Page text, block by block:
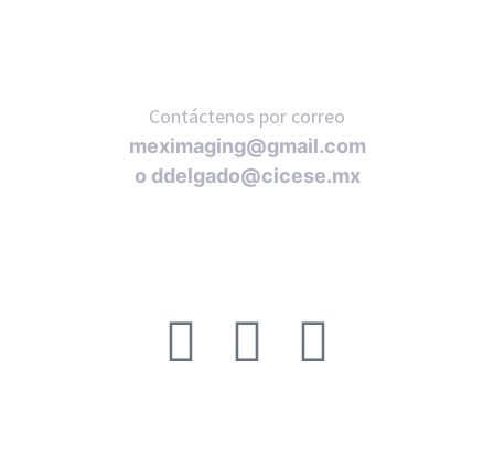
Contáctenos por correo
meximaging@gmail.com
o ddelgado@cicese.mx